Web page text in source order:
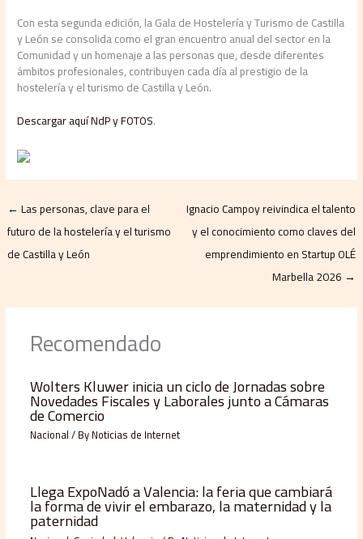
Con esta segunda edición, la Gala de Hostelería y Turismo de Castilla
y León se consolida como el gran encuentro anual del sector en la
Comunidad y un homenaje a las personas que, desde diferentes
ámbitos profesionales, contribuyen cada día al prestigio de la
hostelería y el turismo de Castilla y León.
Descargar aquí NdP y FOTOS.
←Las personas, clave para el
futuro de la hostelería y el turismo
de Castilla y León
Ignacio Campoy reivindica el talento
y el conocimiento como claves del
emprendimiento en Startup OLÉ
Marbella 2026 →
Recomendado
Wolters Kluwer inicia un ciclo de Jornadas sobre
Novedades Fiscales y Laborales junto a Cámaras
de Comercio
Nacional/ ByNoticias de Internet
Llega ExpoNadó a Valencia: la feria que cambiará
la forma de vivir el embarazo, la maternidad y la
paternidad